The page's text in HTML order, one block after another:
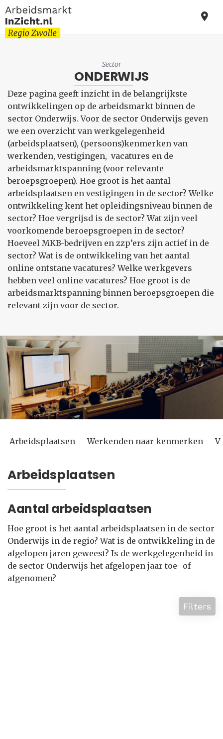
Sector
ONDERWIJS
Deze pagina geeft inzicht in de belangrijkste
ontwikkelingen op de arbeidsmarkt binnen de
sector Onderwijs. Voor de sector Onderwijs geven
we een overzicht van werkgelegenheid
(arbeidsplaatsen), (persoons)kenmerken van
werkenden, vestigingen, vacatures en de
arbeidsmarktspanning (voor relevante
beroepsgroepen). Hoe groot is het aantal
arbeidsplaatsen en vestigingen in de sector? Welke
ontwikkeling kent het opleidingsniveau binnen de
sector? Hoe vergrijsd is de sector? Wat zijn veel
voorkomende beroepsgroepen in de sector?
Hoeveel MKB-bedrijven en zzp’ers zijn actief in de
sector? Wat is de ontwikkeling van het aantal
online ontstane vacatures? Welke werkgevers
hebben veel online vacatures? Hoe groot is de
arbeidsmarktspanning binnen beroepsgroepen die
relevant zijn voor de sector.
Arbeidsplaatsen Werkenden naar kenmerken
Arbeidsplaatsen
Aantal arbeidsplaatsen
Hoe groot is het aantal arbeidsplaatsen in de sector
Onderwijs in de regio? Wat is de ontwikkeling in de
afgelopen jaren geweest? Is de werkgelegenheid in
de sector Onderwijs het afgelopen jaar toe- of
afgenomen?
Filters